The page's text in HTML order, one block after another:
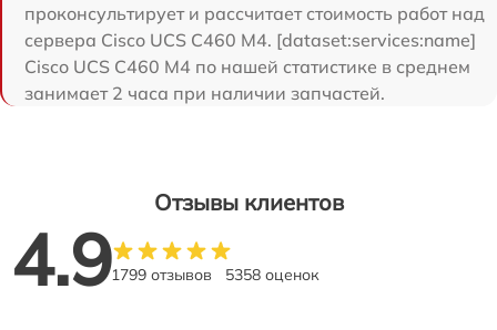
проконсультирует и рассчитает стоимость работ над
сервера Cisco UCS C460 M4. [dataset:services:name]
Cisco UCS C460 M4 по нашей статистике в среднем
занимает 2 часа при наличии запчастей.
Отзывы клиентов
4.91799 отзывов 5358 оценок